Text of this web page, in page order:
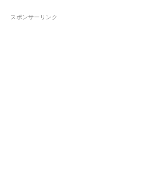
スポンサーリンク